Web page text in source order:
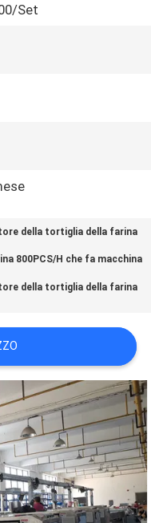
Set
della tortiglia della farina
800PCS/H che fa macchina
della tortiglia della farina